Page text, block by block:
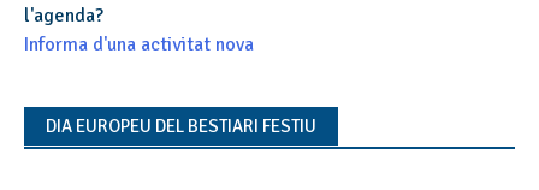
l'agenda?
Informa d'una activitat nova
DIA EUROPEU DEL BESTIARI FESTIU